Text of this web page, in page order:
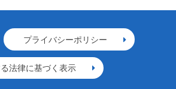
プライバシーポリシー
法律に基づく表示